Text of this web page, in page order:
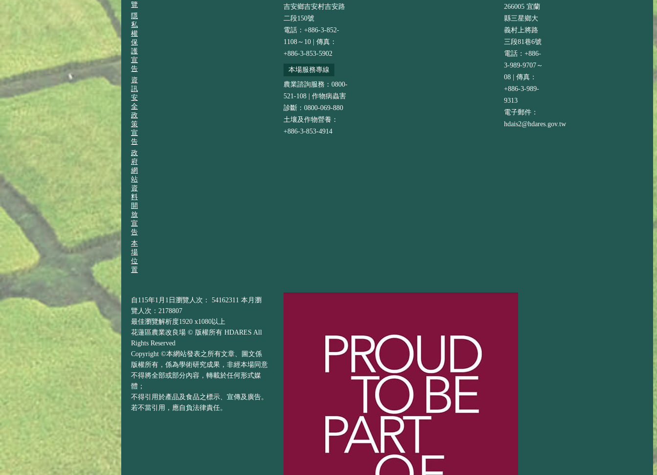
覽
隱
私
權
保
護
宣
告
資
訊
安
全
政
策
宣
告
政
府
網
站
資
料
開
放
宣
告
本
場
位
置
吉安鄉吉安村吉安路
二段150號
電話：+886-3-852-
1108～10 | 傳真：
+886-3-853-5902
本場服務專線
農業諮詢服務：0800-
521-108 | 作物病蟲害
診斷：0800-069-880
土壤及作物營養：
+886-3-853-4914
266005 宜蘭
縣三星鄉大
義村上將路
三段81巷6號
電話：+886-
3-989-9707～
08 | 傳真：
+886-3-989-
9313
電子郵件：
hdais2@hdares.gov.tw
自115年1月1日瀏覽人次： 54162311 本月瀏
覽人次：2178807
最佳瀏覽解析度1920 x1080以上
花蓮區農業改良場 © 版權所有 HDARES All
Rights Reserved
Copyright ©本網站發表之所有文章、圖文係
版權所有，係為學術研究成果，非經本場同意
不得將全部或部分內容，轉載於任何形式媒
體；
不得引用於產品及食品之標示、宣傳及廣告。
若不當引用，應自負法律責任。